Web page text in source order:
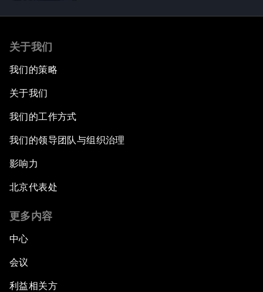
关于我们
我们的策略
关于我们
我们的工作方式
我们的领导团队与组织治理
影响力
北京代表处
更多内容
中心
会议
利益相关方